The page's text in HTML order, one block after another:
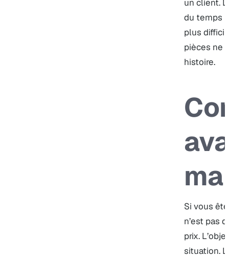
un client.
du temps
plus
pièces ne
histoire.
Si vous
n’est pas
prix.
situation.